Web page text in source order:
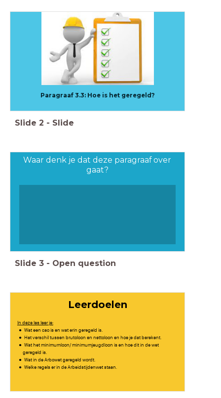
Paragraaf 3.3: Hoe is het geregeld?
Slide 2 - Slide
Waar denk je dat deze paragraaf over
gaat?
Slide 3 - Open question
Leerdoelen
In deze les leer je:
Wat een cao is en wat erin geregeld is.
Het verschil tussen brutoloon en nettoloon en hoe je dat berekent.
Wat het minimumloon/ minimumjeugdloon is en hoe dit in de wet
geregeld is.
Wat in de Arbowet geregeld wordt.
Welke regels er in de Arbeidstijdenwet staan.